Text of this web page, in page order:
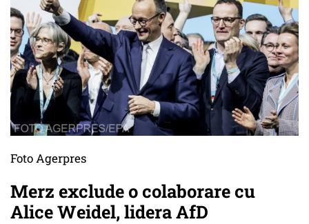
Foto Agerpres
Merz exclude o colaborare cu
Alice Weidel, lidera AfD